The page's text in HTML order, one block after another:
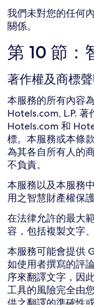
我們未對您的任何
關係。
第 10 節：
著作權及商標
本服務的所有內容
Hotels.com, L.P. 著
Hotels.com 和
標。本服務或本條
為其各自所有人的
不負責。
本服務以及本服務
用之智慧財產權保護
在法律允許的最大
容，包括複製文字
本服務可能會提供
如使用者撰寫的評
序來翻譯文字，因
工具的風險完全由